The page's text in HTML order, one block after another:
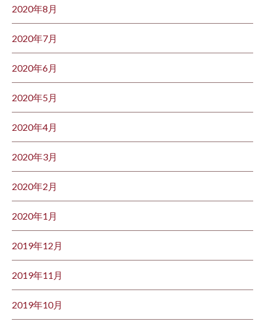
2020年8月
2020年7月
2020年6月
2020年5月
2020年4月
2020年3月
2020年2月
2020年1月
2019年12月
2019年11月
2019年10月